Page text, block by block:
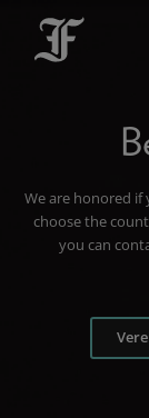
We are honored if
choose the
you can